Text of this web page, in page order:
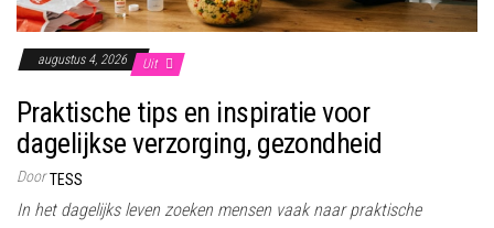
augustus 4, 2026 Uit
Praktische tips en inspiratie voor
dagelijkse verzorging, gezondheid
Door TESS
In het dagelijks leven zoeken mensen vaak naar praktische